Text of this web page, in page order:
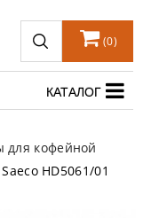
(0)
КАТАЛОГ
для кофейной
HD5061/01